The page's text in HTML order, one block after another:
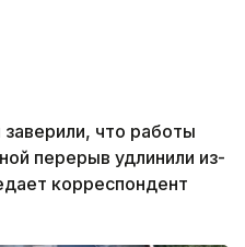
что работы
перерыв удлинили из-
корреспондент